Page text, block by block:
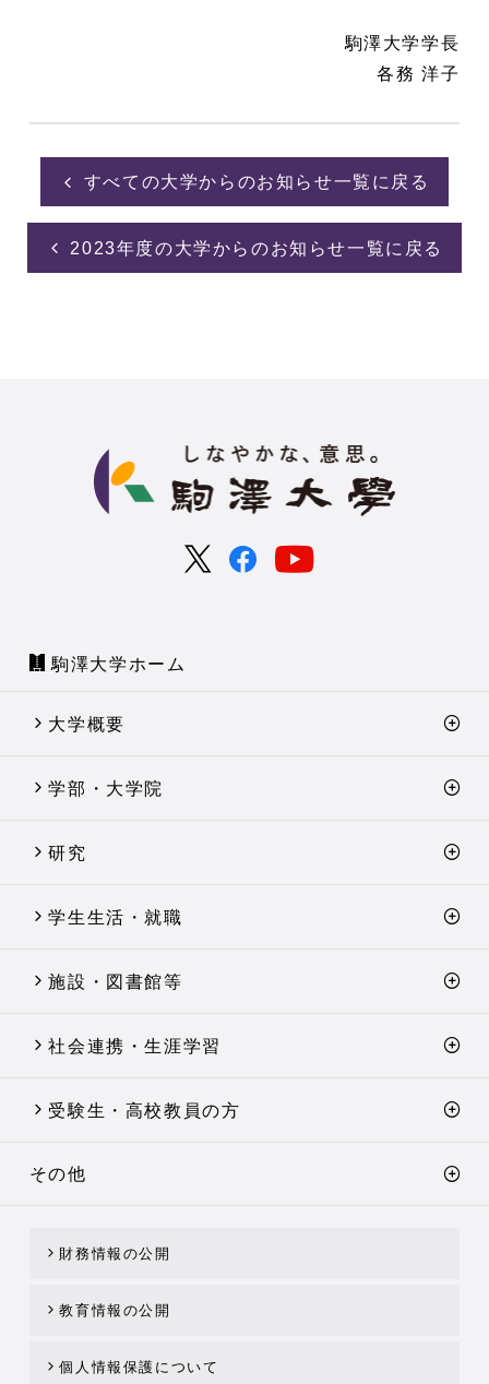
駒澤大学学長
各務 洋子
すべての大学からのお知らせ一覧に戻る
2023年度の大学からのお知らせ一覧に戻る
駒澤大学ホーム
大学概要
学部・大学院
研究
学生生活・就職
施設・図書館等
社会連携・生涯学習
受験生・高校教員の方
その他
財務情報の公開
教育情報の公開
個人情報保護について